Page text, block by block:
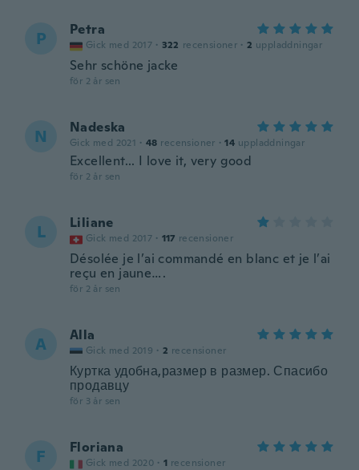
P Petra
Gick med 2017 · 322 recensioner · 2 uppladdningar
Sehr schöne jacke
för 2 år sen
N Nadeska
Gick med 2021 · 48 recensioner · 14 uppladdningar
Excellent... I love it, very good
för 2 år sen
L Liliane
Gick med 2017 · 117 recensioner
Désolée je l’ai commandé en blanc et je l’ai
reçu en jaune….
för 2 år sen
A Alla
Gick med 2019 · 2 recensioner
Куртка удобна,размер в размер. Спасибо
продавцу
för 3 år sen
F Floriana
Gick med 2020 · 1 recensioner